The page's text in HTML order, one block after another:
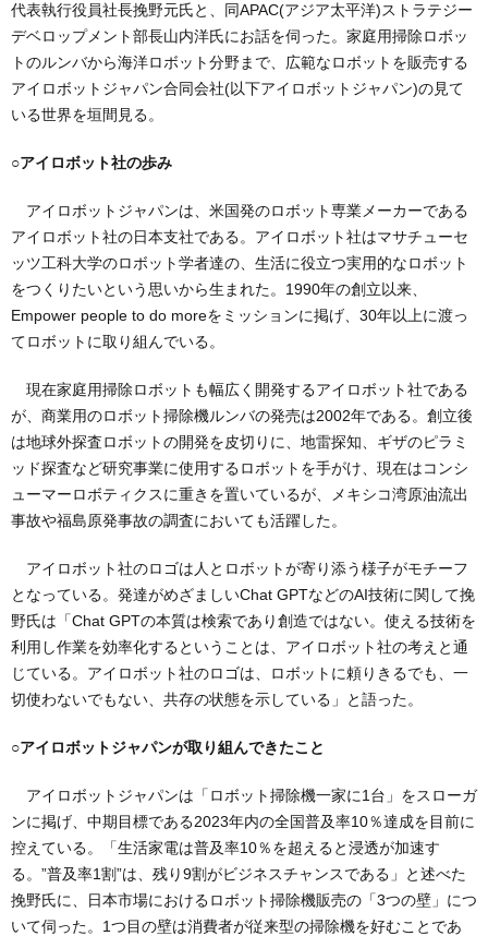
代表執行役員社長挽野元氏と、同APAC(アジア太平洋)ストラテジー
デベロップメント部長山内洋氏にお話を伺った。家庭用掃除ロボッ
トのルンバから海洋ロボット分野まで、広範なロボットを販売する
アイロボットジャパン合同会社(以下アイロボットジャパン)の見て
いる世界を垣間見る。
○アイロボット社の歩み
アイロボットジャパンは、米国発のロボット専業メーカーである
アイロボット社の日本支社である。アイロボット社はマサチューセ
ッツ工科大学のロボット学者達の、生活に役立つ実用的なロボット
をつくりたいという思いから生まれた。1990年の創立以来、
Empower people to do moreをミッションに掲げ、30年以上に渡っ
てロボットに取り組んでいる。
現在家庭用掃除ロボットも幅広く開発するアイロボット社である
が、商業用のロボット掃除機ルンバの発売は2002年である。創立後
は地球外探査ロボットの開発を皮切りに、地雷探知、ギザのピラミ
ッド探査など研究事業に使用するロボットを手がけ、現在はコンシ
ューマーロボティクスに重きを置いているが、メキシコ湾原油流出
事故や福島原発事故の調査においても活躍した。
アイロボット社のロゴは人とロボットが寄り添う様子がモチーフ
となっている。発達がめざましいChat GPTなどのAI技術に関して挽
野氏は「Chat GPTの本質は検索であり創造ではない。使える技術を
利用し作業を効率化するということは、アイロボット社の考えと通
じている。アイロボット社のロゴは、ロボットに頼りきるでも、一
切使わないでもない、共存の状態を示している」と語った。
○アイロボットジャパンが取り組んできたこと
アイロボットジャパンは「ロボット掃除機一家に1台」をスローガ
ンに掲げ、中期目標である2023年内の全国普及率10％達成を目前に
控えている。「生活家電は普及率10％を超えると浸透が加速す
る。”普及率1割”は、残り9割がビジネスチャンスである」と述べた
挽野氏に、日本市場におけるロボット掃除機販売の「3つの壁」につ
いて伺った。1つ目の壁は消費者が従来型の掃除機を好むことであ